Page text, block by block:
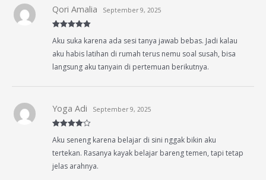
of 5
Qori Amalia September 9, 2025
Aku suka karena ada sesi tanya jawab bebas. Jadi kalau
aku habis latihan di rumah terus nemu soal susah, bisa
langsung aku tanyain di pertemuan berikutnya.
out of 5
Yoga Adi September 9, 2025
Aku seneng karena belajar di sini nggak bikin aku
tertekan. Rasanya kayak belajar bareng temen, tapi tetap
jelas arahnya.